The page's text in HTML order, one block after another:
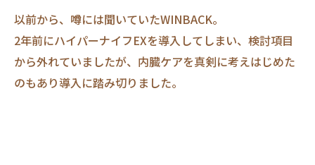
以前から、噂には聞いていたWINBACK。
2年前にハイパーナイフEXを導入してしまい、検討項目
から外れていましたが、内臓ケアを真剣に考えはじめた
のもあり導入に踏み切りました。